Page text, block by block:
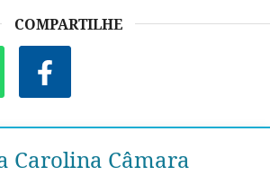
COMPARTILHE
Carolina Câmara